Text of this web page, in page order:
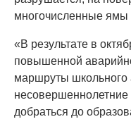
многочисленные ямы
«В результате в
повышенной
маршруты школьного
добраться до